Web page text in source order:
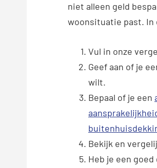
niet alleen geld
woonsituatie past. In
Vul in onze
Geef aan of je
wilt.
Bepaal of je een
Bekijk en
Heb je een